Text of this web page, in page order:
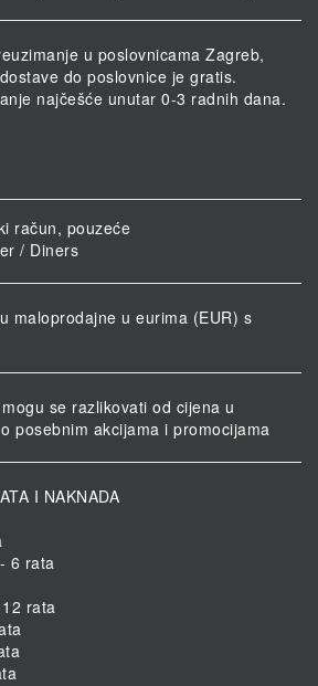
u poslovnicama Zagreb,
do poslovnice je gratis.
najčešće unutar 0-3 radnih dana.
račun, pouzeće
/ Diners
maloprodajne u eurima (EUR) s
se razlikovati od cijena u
posebnim akcijama i promocijama
I NAKNADA
6 rata
rata